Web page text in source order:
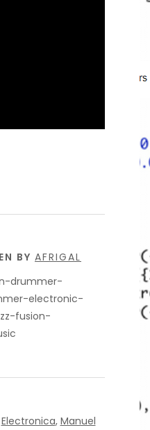
BY AFRIGAL
drummer-
electronic-
fusion-
Electronica, Manuel